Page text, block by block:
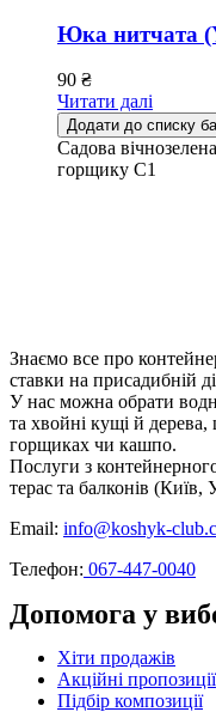
Юка нитчата
90 ₴
Читати далі
Додати до списку
Садова
горщику С1
Знаємо все про
ставки на присадибній
У нас можна обрати
та хвойні кущі й
горщиках чи кашпо.
Послуги з
терас та балконів (Київ,
Email: info@koshyk-
Телефон: 067-447-0040
Допомога у
Хіти продажів
Акційні пропозиції
Підбір композиції